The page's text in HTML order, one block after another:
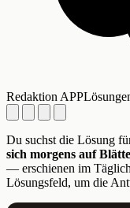
Redaktion
Du suchst die Lösung
sich morgens auf
— erschienen im
Lösungsfeld, um die